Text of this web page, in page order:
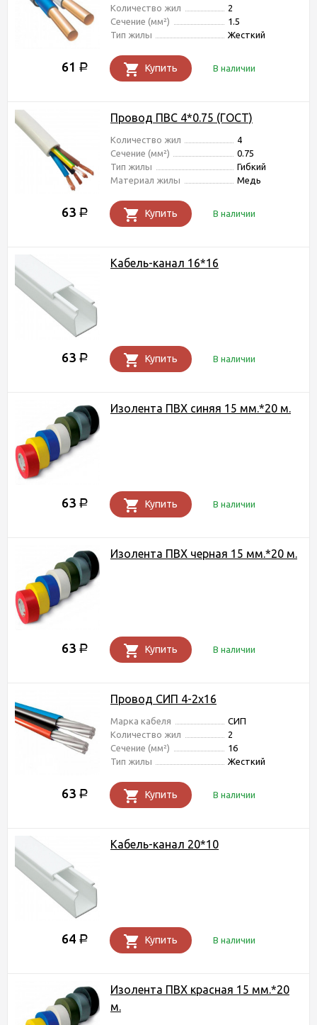
Количество жил
2
Сечение (мм²)
1.5
Тип жилы
Жесткий
61 Р Купить В наличии
Провод ПВС 4*0.75 (ГОСТ)
Количество жил
4
Сечение (мм²)
0.75
Тип жилы
Гибкий
Материал жилы
Медь
63 Р Купить В наличии
Кабель-канал 16*16
63 Р Купить В наличии
Изолента ПВХ синяя 15 мм.*20 м.
63 Р Купить В наличии
Изолента ПВХ черная 15 мм.*20 м.
63 Р Купить В наличии
Провод СИП 4-2х16
Марка кабеля
СИП
Количество жил
2
Сечение (мм²)
16
Тип жилы
Жесткий
63 Р Купить В наличии
Кабель-канал 20*10
64 Р Купить В наличии
Изолента ПВХ красная 15 мм.*20
м.